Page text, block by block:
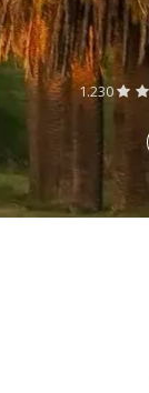
1.230